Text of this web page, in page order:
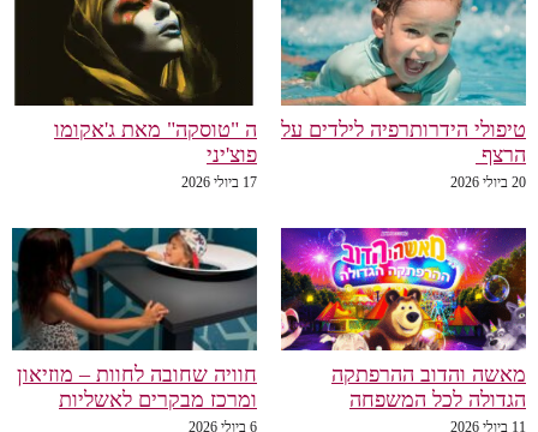
טיפולי הידרותרפיה לילדים על
הרצף
20 ביולי 2026
ה "טוסקה" מאת ג'אקומו
פוצ'יני
17 ביולי 2026
מאשה והדוב ההרפתקה
הגדולה לכל המשפחה
11 ביולי 2026
חוויה שחובה לחוות – מוזיאון
ומרכז מבקרים לאשליות
6 ביולי 2026